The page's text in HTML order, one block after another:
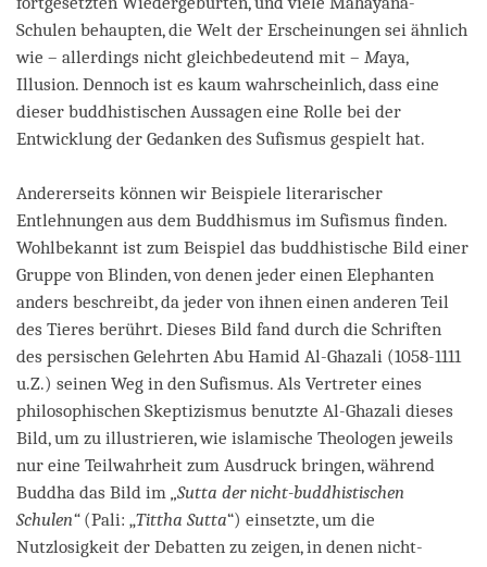
Schulen behaupten, die Welt der Erscheinungen sei ähnlich
wie – allerdings nicht gleichbedeutend mit – Maya,
Illusion. Dennoch ist es kaum wahrscheinlich, dass eine
dieser buddhistischen Aussagen eine Rolle bei der
Entwicklung der Gedanken des Sufismus gespielt hat.
Andererseits können wir Beispiele literarischer
Entlehnungen aus dem Buddhismus im Sufismus finden.
Wohlbekannt ist zum Beispiel das buddhistische Bild einer
Gruppe von Blinden, von denen jeder einen Elephanten
anders beschreibt, da jeder von ihnen einen anderen Teil
des Tieres berührt. Dieses Bild fand durch die Schriften
des persischen Gelehrten Abu Hamid Al-Ghazali (1058-1111
u.Z.) seinen Weg in den Sufismus. Als Vertreter eines
philosophischen Skeptizismus benutzte Al-Ghazali dieses
Bild, um zu illustrieren, wie islamische Theologen jeweils
nur eine Teilwahrheit zum Ausdruck bringen, während
Buddha das Bild im „Sutta der nicht-buddhistischen
Schulen“(Pali: „Tittha Sutta“) einsetzte, um die
Nutzlosigkeit der Debatten zu zeigen, in denen nicht-